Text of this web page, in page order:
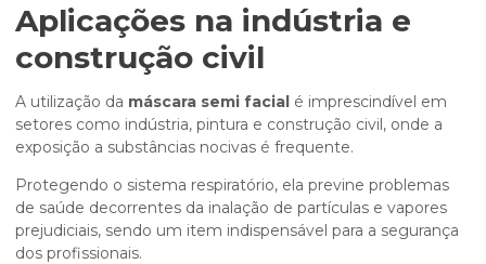
Aplicações na indústria e
construção civil
A utilização da máscara semi facial é imprescindível em
setores como indústria, pintura e construção civil, onde a
exposição a substâncias nocivas é frequente.
Protegendo o sistema respiratório, ela previne problemas
de saúde decorrentes da inalação de partículas e vapores
prejudiciais, sendo um item indispensável para a segurança
dos profissionais.